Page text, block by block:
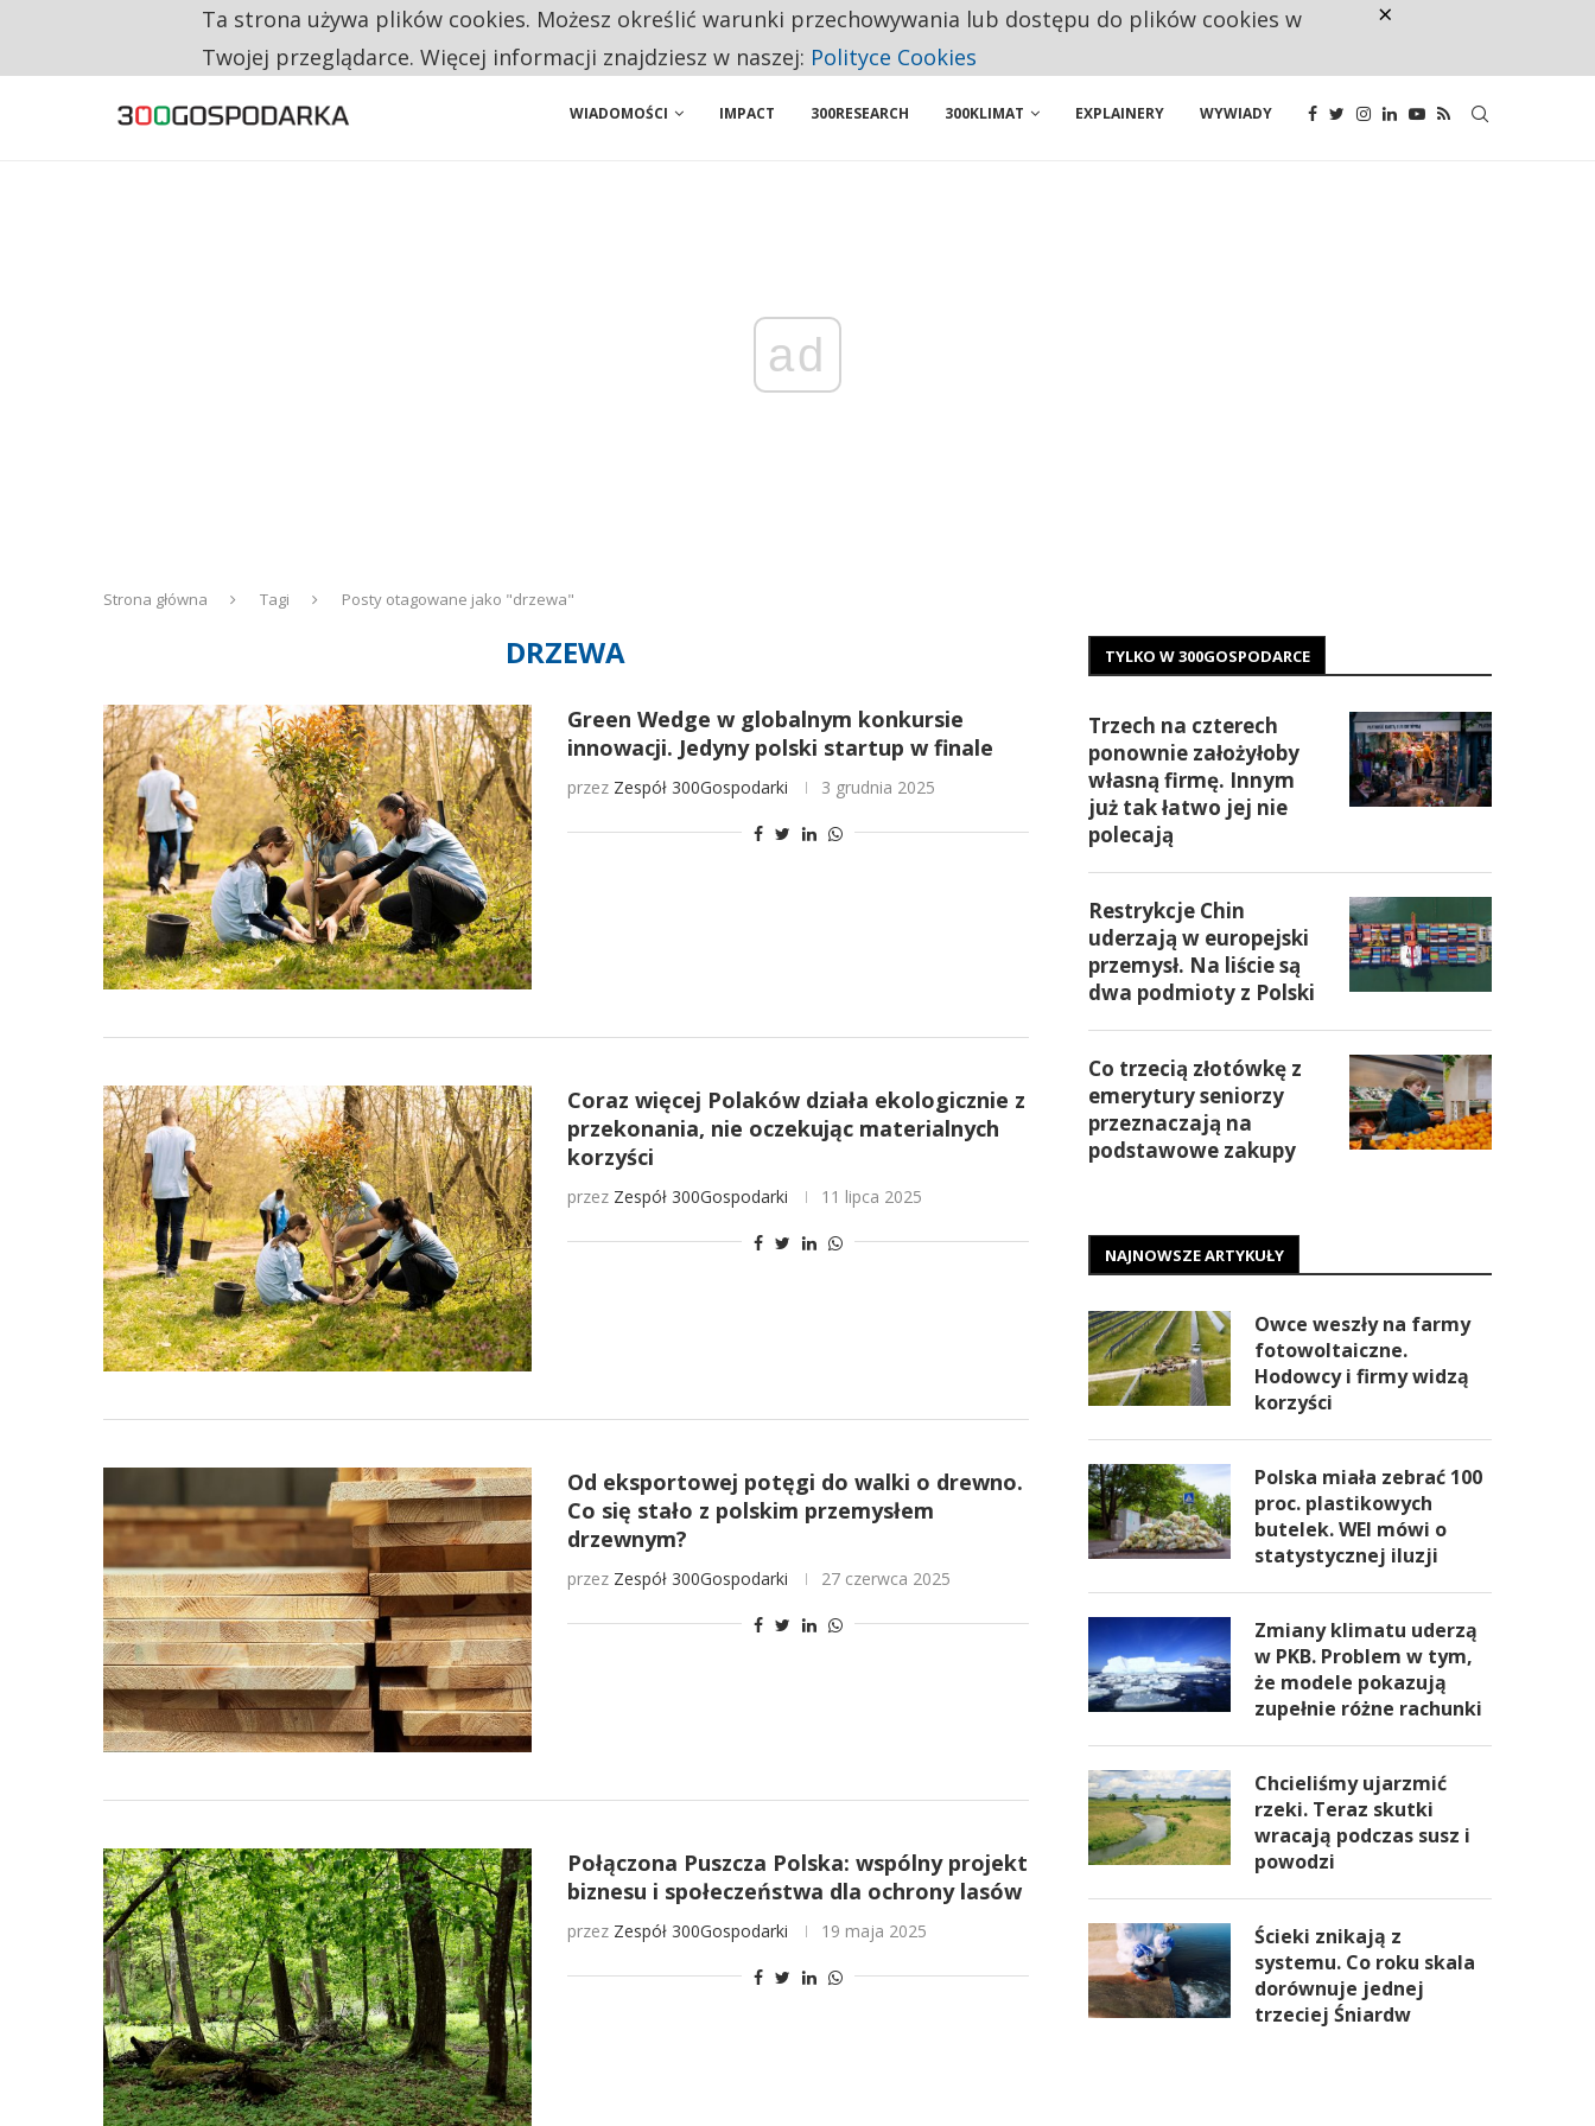
RESTRYKCJE CHIN UDERZAJĄ W EUROPEJSKI PRZEMYSŁ. NA LIŚCIE SĄ DWA PODMIOTY Z POLSKI
WIADOMOŚCI IMPACT 300RESEARCH 300KLIMAT EXPLAINERY WYWIADY
ad
Strona główna Tagi Posty otagowane jako "drzewa"
DRZEWA
Green Wedge w globalnym konkursie
innowacji. Jedyny polski startup w finale
przez Zespół 300Gospodarki 3 grudnia 2025
Coraz więcej Polaków działa ekologicznie z
przekonania, nie oczekując materialnych
korzyści
przez Zespół 300Gospodarki 11 lipca 2025
Od eksportowej potęgi do walki o drewno.
Co się stało z polskim przemysłem
drzewnym?
przez Zespół 300Gospodarki 27 czerwca 2025
Połączona Puszcza Polska: wspólny projekt
biznesu i społeczeństwa dla ochrony lasów
przez Zespół 300Gospodarki 19 maja 2025
TYLKO W 300GOSPODARCE
Trzech na czterech
ponownie założyłoby
własną firmę. Innym
już tak łatwo jej nie
polecają
Restrykcje Chin
uderzają w europejski
przemysł. Na liście są
dwa podmioty z Polski
Co trzecią złotówkę z
emerytury seniorzy
przeznaczają na
podstawowe zakupy
NAJNOWSZE ARTYKUŁY
Owce weszły na farmy
fotowoltaiczne.
Hodowcy i firmy widzą
korzyści
Polska miała zebrać 100
proc. plastikowych
butelek. WEI mówi o
statystycznej iluzji
Zmiany klimatu uderzą
w PKB. Problem w tym,
że modele pokazują
zupełnie różne rachunki
Chcieliśmy ujarzmić
rzeki. Teraz skutki
wracają podczas susz i
powodzi
Ścieki znikają z
systemu. Co roku skala
dorównuje jednej
trzeciej Śniardw
Ta strona używa plików cookies. Możesz określić warunki przechowywania lub dostępu do plików cookies w
Twojej przeglądarce. Więcej informacji znajdziesz w naszej: Polityce Cookies
×